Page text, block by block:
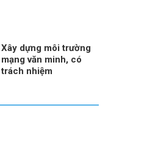
Xây dựng môi trường
mạng văn minh, có
trách nhiệm